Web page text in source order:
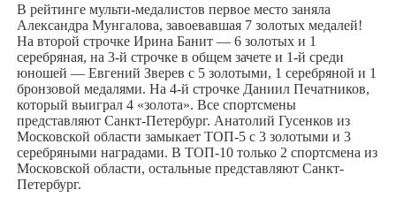
В рейтинге мульти-медалистов первое место заняла
Александра Мунгалова, завоевавшая 7 золотых медалей!
На второй строчке Ирина Банит — 6 золотых и 1
серебряная, на 3-й строчке в общем зачете и 1-й среди
юношей — Евгений Зверев с 5 золотыми, 1 серебряной и 1
бронзовой медалями. На 4-й строчке Даниил Печатников,
который выиграл 4 «золота». Все спортсмены
представляют Санкт-Петербург. Анатолий Гусенков из
Московской области замыкает ТОП-5 с 3 золотыми и 3
серебряными наградами. В ТОП-10 только 2 спортсмена из
Московской области, остальные представляют Санкт-
Петербург.